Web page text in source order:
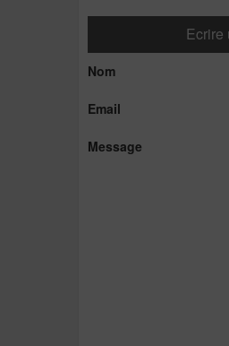
Ecrire
Nom
Email
Message